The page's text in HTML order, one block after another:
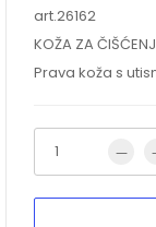
art.26162
KOŽA ZA
Prava koža s